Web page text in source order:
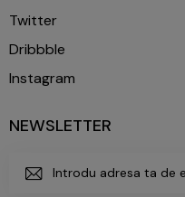
Twitter
Dribbble
Instagram
NEWSLETTER